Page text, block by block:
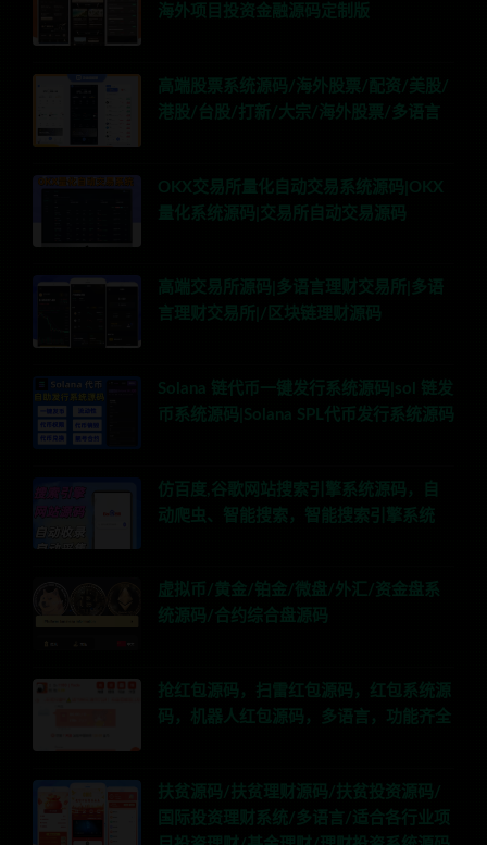
海外项目投资金融源码定制版
高端股票系统源码/海外股票/配资/美股/
港股/台股/打新/大宗/海外股票/多语言
OKX交易所量化自动交易系统源码|OKX
量化系统源码|交易所自动交易源码
高端交易所源码|多语言理财交易所|多语
言理财交易所|/区块链理财源码
Solana 链代币一键发行系统源码|sol 链发
币系统源码|Solana SPL代币发行系统源码
仿百度,谷歌网站搜索引擎系统源码，自
动爬虫、智能搜索，智能搜索引擎系统
虚拟币/黄金/铂金/微盘/外汇/资金盘系
统源码/合约综合盘源码
抢红包源码，扫雷红包源码，红包系统源
码，机器人红包源码，多语言，功能齐全
扶贫源码/扶贫理财源码/扶贫投资源码/
国际投资理财系统/多语言/适合各行业项